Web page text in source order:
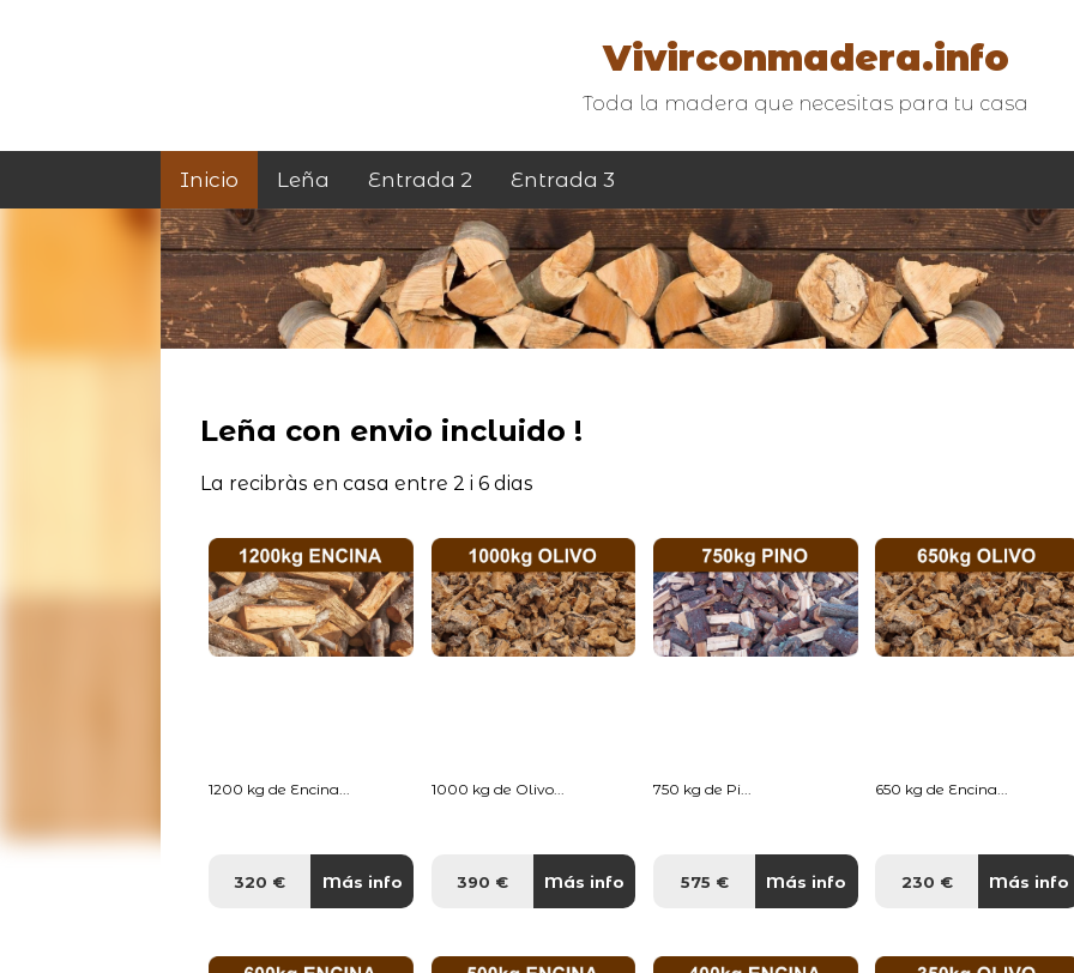
Vivirconmadera.info
Toda la madera que necesitas para tu casa
Inicio Leña Entrada 2 Entrada 3
Leña con envio incluido !
La recibràs en casa entre 2 i 6 dias
1200 kg de Encina...
320 € Más info
1000 kg de Olivo...
390 € Más info
750 kg de Pi...
575 € Más info
650 kg de Encina...
230 € Más info